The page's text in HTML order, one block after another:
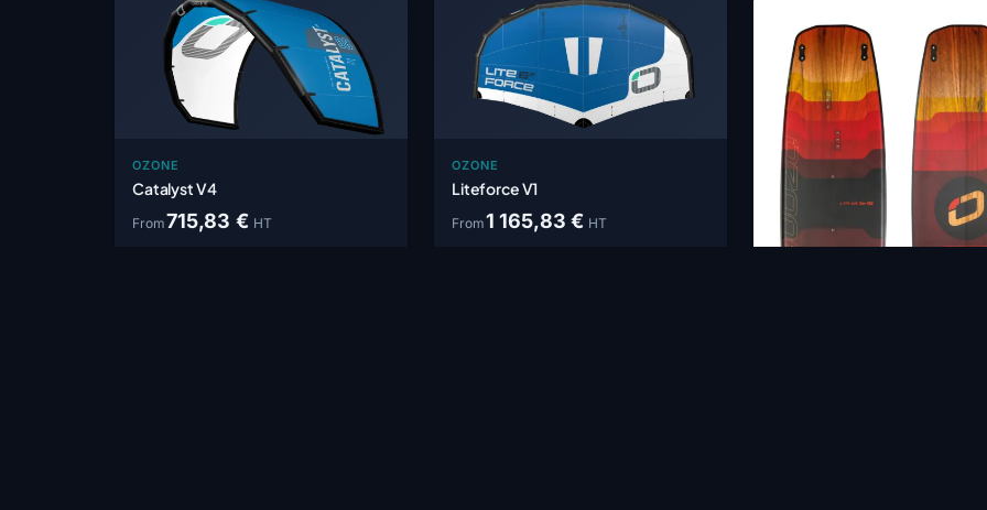
OZONE
Catalyst V4
From715,83 € HT
OZONE
Liteforce V1
From1 165,83 € HT